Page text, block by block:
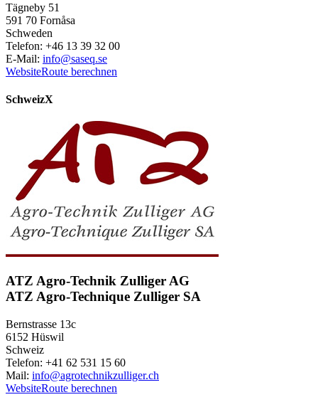
Tägneby 51
591 70 Fornåsa
Schweden
Telefon: +46 13 39 32 00
E-Mail: info@saseq.se
WebsiteRoute berechnen
SchweizX
ATZ Agro-Technik Zulliger AG
ATZ Agro-Technique Zulliger SA
Bernstrasse 13c
6152 Hüswil
Schweiz
Telefon: +41 62 531 15 60
Mail: info@agrotechnikzulliger.ch
WebsiteRoute berechnen